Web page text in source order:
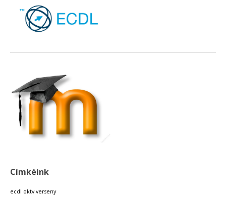
20:00
21:00
Címkéink
ecdl oktv verseny